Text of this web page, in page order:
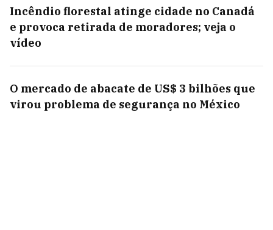
Incêndio florestal atinge cidade no Canadá
e provoca retirada de moradores; veja o
vídeo
O mercado de abacate de US$ 3 bilhões que
virou problema de segurança no México